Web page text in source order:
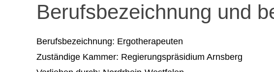
Berufsbezeichnung und
Berufsbezeichnung: Ergotherapeuten
Zuständige Kammer: Regierungspräsidium Arnsberg